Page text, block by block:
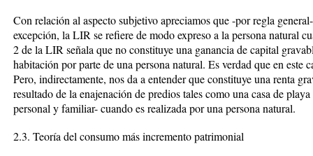
Con relación al aspecto subjetivo apreciamos que -por regla
excepción, la LIR se refiere de modo expreso a la persona natural
2 de la LIR señala que no constituye una ganancia de capital
habitación por parte de una persona natural. Es verdad que en este
Pero, indirectamente, nos da a entender que constituye una renta
resultado de la enajenación de predios tales como una casa de
personal y familiar- cuando es realizada por una persona natural.
2.3. Teoría del consumo más incremento patrimonial